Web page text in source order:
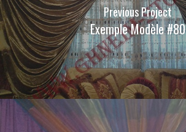
Previous Project
Exemple Modèle #80